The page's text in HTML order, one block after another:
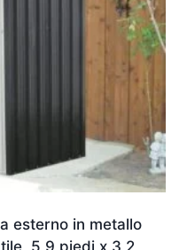
esterno in metallo